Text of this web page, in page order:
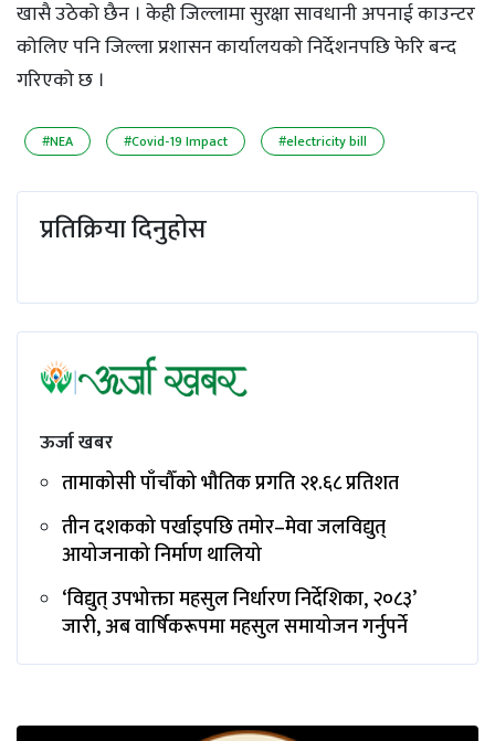
खासै उठेको छैन । केही जिल्लामा सुरक्षा सावधानी अपनाई काउन्टर
कोलिए पनि जिल्ला प्रशासन कार्यालयको निर्देशनपछि फेरि बन्द
गरिएको छ ।
#NEA #Covid-19 Impact #electricity bill
प्रतिक्रिया दिनुहोस
ऊर्जा खबर
तामाकोसी पाँचौँको भौतिक प्रगति २१.६८ प्रतिशत
तीन दशकको पर्खाइपछि तमोर–मेवा जलविद्युत्
आयोजनाको निर्माण थालियो
‘विद्युत् उपभोक्ता महसुल निर्धारण निर्देशिका, २०८३’
जारी, अब वार्षिकरूपमा महसुल समायोजन गर्नुपर्ने